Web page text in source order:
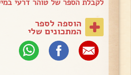
לקבלת הספר של טוהר דרעי
הוספה לספר
המתכונים שלי